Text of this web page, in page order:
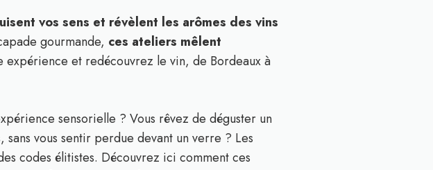
vos sens et révèlent les arômes des vins
gourmande, ces ateliers mêlent
expérience et redécouvrez le vin, de Bordeaux à
sensorielle ? Vous rêvez de déguster un
vous sentir perdue devant un verre ? Les
codes élitistes. Découvrez ici comment ces